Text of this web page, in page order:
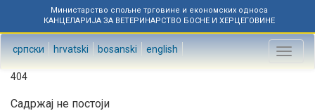
Министарство спољне трговине и економских односа
КАНЦЕЛАРИЈА ЗА ВЕТЕРИНАРСТВО БОСНЕ И ХЕРЦЕГОВИНЕ
српски hrvatski bosanski english
Toggle
404
Садржај не постоји